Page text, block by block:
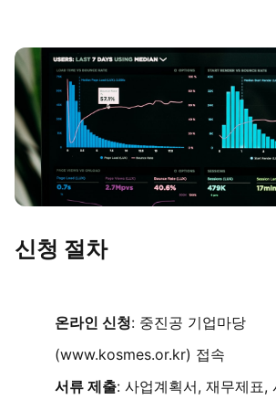
신청 절차
온라인 신청: 중진공 기업마당
(www.kosmes.or.kr) 접속
서류 제출: 사업계획서, 재무제표,